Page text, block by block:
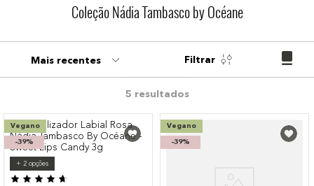
Coleção Nádia Tambasco by Océane
Mais recentes Filtrar
5
Vegano
-39%
+ 2opções
Vegano
-39%